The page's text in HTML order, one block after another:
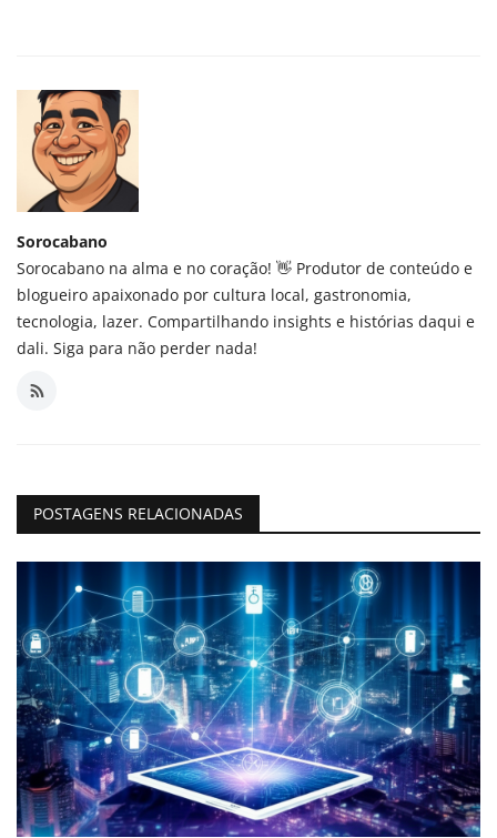
Sorocabano
Sorocabano na alma e no coração! 👋 Produtor de conteúdo e
blogueiro apaixonado por cultura local, gastronomia,
tecnologia, lazer. Compartilhando insights e histórias daqui e
dali. Siga para não perder nada!
POSTAGENS RELACIONADAS